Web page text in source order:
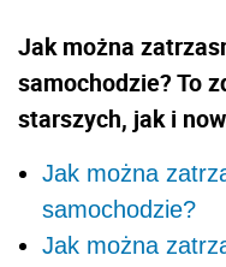
Jak można
samochodzie? To
starszych, jak i
Jak można
samochodzie?
Jak można